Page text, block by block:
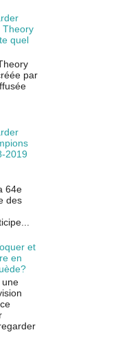
Theory
quel
par
2019
64e
des
et
en
une